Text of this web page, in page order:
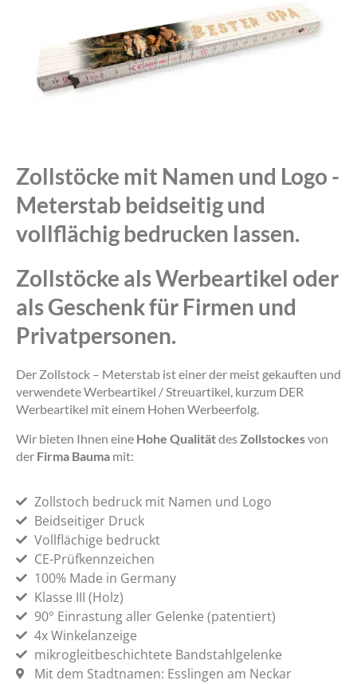
Zollstöcke mit Namen und Logo -
Meterstab beidseitig und
vollflächig bedrucken lassen.
Zollstöcke als Werbeartikel oder
als Geschenk für Firmen und
Privatpersonen.
Der Zollstock – Meterstab ist einer der meist gekauften und
verwendete Werbeartikel / Streuartikel, kurzum DER
Werbeartikel mit einem Hohen Werbeerfolg.
Wir bieten Ihnen eine Hohe Qualitätdes Zollstockesvon
der Firma Bauma mit:
Zollstoch bedruck mit Namen und Logo
Beidseitiger Druck
Vollflächige bedruckt
CE-Prüfkennzeichen
100% Made in Germany
Klasse III (Holz)
90° Einrastung aller Gelenke (patentiert)
4x Winkelanzeige
mikrogleitbeschichtete Bandstahlgelenke
Mit dem Stadtnamen: Esslingen am Neckar